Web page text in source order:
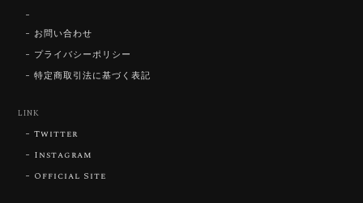
お問い合わせ
プライバシーポリシー
特定商取引法に基づく表記
LINK
Twitter
Instagram
Official Site